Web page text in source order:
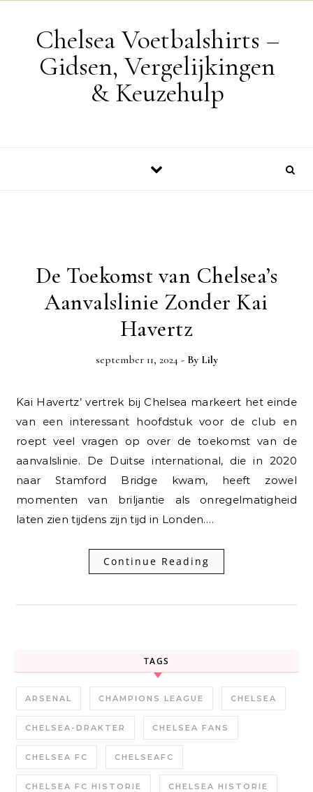
Chelsea Voetbalshirts –
Gidsen, Vergelijkingen
& Keuzehulp
De Toekomst van Chelsea’s
Aanvalslinie Zonder Kai
Havertz
september 11, 2024 - By Lily
Kai Havertz’ vertrek bij Chelsea markeert het einde
van een interessant hoofdstuk voor de club en
roept veel vragen op over de toekomst van de
aanvalslinie. De Duitse international, die in 2020
naar Stamford Bridge kwam, heeft zowel
momenten van briljantie als onregelmatigheid
laten zien tijdens zijn tijd in Londen.…
Continue Reading
TAGS
ARSENAL CHAMPIONS LEAGUE CHELSEA
CHELSEA-DRAKTER CHELSEA FANS
CHELSEA FC CHELSEAFC
CHELSEA FC HISTORIE CHELSEA HISTORIE